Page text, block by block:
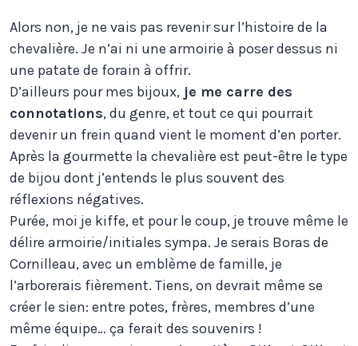
Alors non, je ne vais pas revenir sur l’histoire de la
chevalière. Je n’ai ni une armoirie à poser dessus ni
une patate de forain à offrir.
D’ailleurs pour mes bijoux, je me carre des
connotations, du genre, et tout ce qui pourrait
devenir un frein quand vient le moment d’en porter.
Après la gourmette la chevalière est peut-être le type
de bijou dont j’entends le plus souvent des
réflexions négatives.
Purée, moi je kiffe, et pour le coup, je trouve même le
délire armoirie/initiales sympa. Je serais Boras de
Cornilleau, avec un emblème de famille, je
l’arborerais fièrement. Tiens, on devrait même se
créer le sien: entre potes, frères, membres d’une
même équipe… ça ferait des souvenirs !